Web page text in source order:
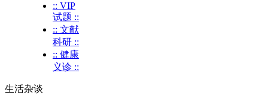
:: VIP
试题 ::
:: 文献
科研 ::
:: 健康
义诊 ::
生活杂谈